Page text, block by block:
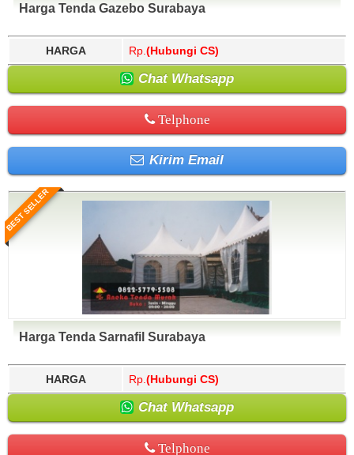
Harga Tenda Gazebo Surabaya
HARGA Rp. (Hubungi CS)
Chat Whatsapp
Telphone
Kirim Email
BEST SELLER
Harga Tenda Sarnafil Surabaya
HARGA Rp. (Hubungi CS)
Chat Whatsapp
Telphone